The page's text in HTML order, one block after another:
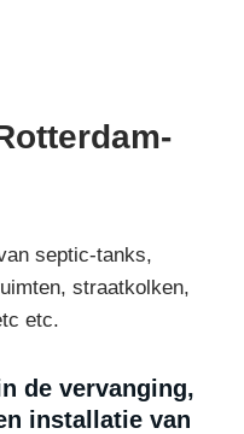
septic-tanks,
straatkolken,
etc.
de vervanging,
installatie van